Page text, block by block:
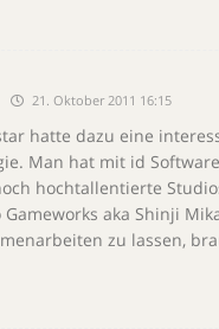
21. Oktober 2011 16:15
hatte dazu eine
Man hat mit id
hochtallentierte
Gameworks aka Shinji
zu lassen,